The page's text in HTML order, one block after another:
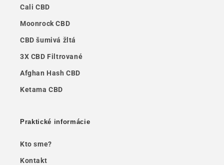
Cali CBD
Moonrock CBD
CBD šumivá žltá
3X CBD Filtrované
Afghan Hash CBD
Ketama CBD
Praktické informácie
Kto sme?
Kontakt